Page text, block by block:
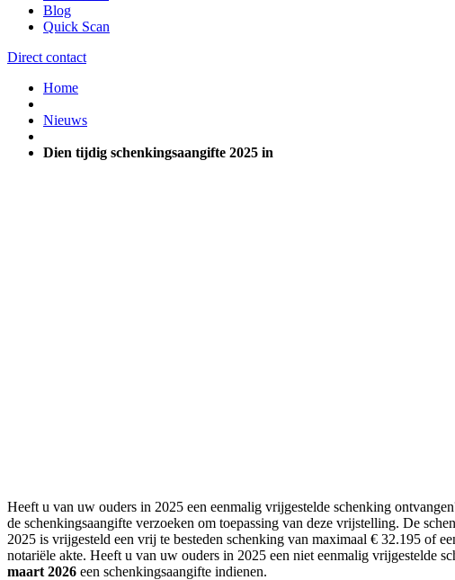
Blog
Quick Scan
Direct contact
Home
Nieuws
Dien tijdig schenkingsaangifte 2025 in
Heeft u van uw ouders in 2025 een eenmalig vrijgestelde schenking
de schenkingsaangifte verzoeken om toepassing van deze vrijstelling. De
2025 is vrijgesteld een vrij te besteden schenking van maximaal € 32.195 of
notariële akte. Heeft u van uw ouders in 2025 een niet eenmalig vrijgestelde
maart 2026 een schenkingsaangifte indienen.